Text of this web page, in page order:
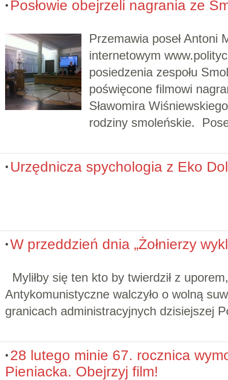
Posłowie obejrzeli nagrania ze
Przemawia poseł Antoni
internetowym
posiedzenia zespołu
poświęcone filmowi
Sławomira
rodziny smoleńskie.
Urzędnicza spychologia z Eko
W przeddzień dnia „Żołnierzy
Myliłby się ten kto by twierdził z
Antykomunistyczne walczyło o wolną
granicach administracyjnych dzisiejszej
28 lutego minie 67. rocznica
Pieniacka. Obejrzyj film!